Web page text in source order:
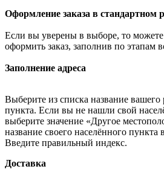
Оформление заказа в стандартном
Если вы уверены в выборе, то можете
оформить заказ, заполнив по этапам
Заполнение адреса
Выберите из списка название вашего
пункта. Если вы не нашли свой
выберите значение «Другое
название своего населённого пункта
Введите правильный индекс.
Доставка